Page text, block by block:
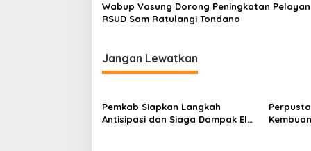
Wabup Vasung Dorong Peningkatan
RSUD Sam Ratulangi Tondano
Jangan Lewatkan
Pemkab Siapkan Langkah
Antisipasi dan Siaga Dampak El